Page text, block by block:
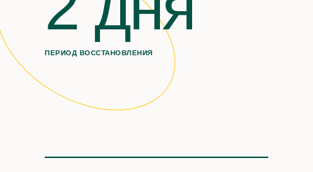
ПЕРИОД ВОССТАНОВЛЕНИЯ